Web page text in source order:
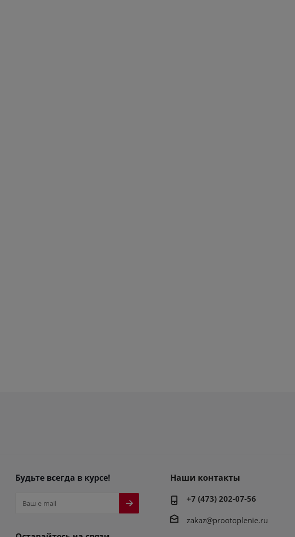
Будьте всегда в курсе! Наши контакты
+7 (473) 202-07-56
zakaz@prootoplenie.ru